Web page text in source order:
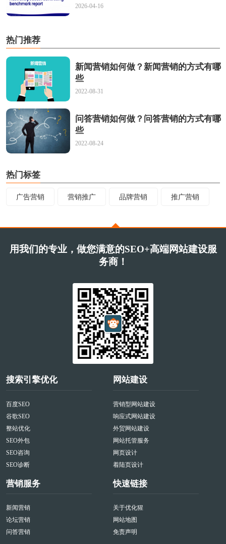
2026-04-16
热门推荐
新闻营销如何做？新闻营销的方式有哪
些
2022-08-31
问答营销如何做？问答营销的方式有哪
些
2022-08-24
热门标签
广告营销 营销推广 品牌营销 推广营销
用我们的专业，做您满意的SEO+高端网站建设服
务商！
搜索引擎优化
百度SEO
谷歌SEO
整站优化
SEO外包
SEO咨询
SEO诊断
网站建设
营销型网站建设
响应式网站建设
外贸网站建设
网站托管服务
网页设计
着陆页设计
营销服务
新闻营销
论坛营销
问答营销
快速链接
关于优化猩
网站地图
免责声明